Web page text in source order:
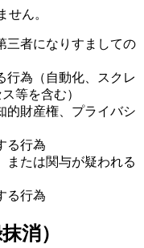
せん。
三者になりすましての
行為（自動化、スクレ
等を含む）
的財産権、プライバシ
る行為
または関与が疑われる
る行為
消）